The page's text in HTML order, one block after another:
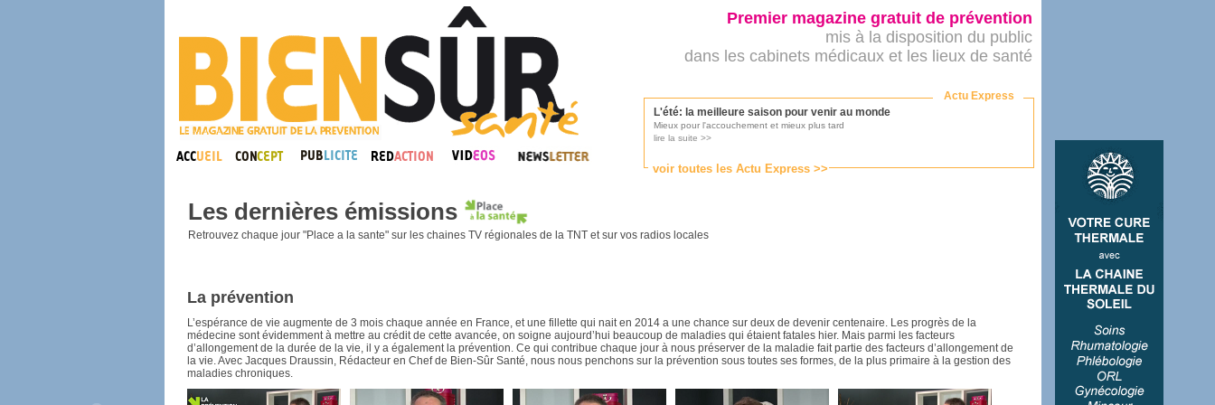
Premier magazine gratuit de prévention
mis à la disposition du public
dans les cabinets médicaux et les lieux de santé
Actu Express
voir toutes les Actu Express >>
L'été: la meilleure saison pour venir au monde
Mieux pour l'accouchement et mieux plus tard
lire la suite >>
DMP, l'Arlésienne va devenir réalité
Déploiement prévu au 4ème trimestre 2016
Les dernières émissions
Retrouvez chaque jour "Place a la sante" sur les chaines TV régionales de la TNT et sur vos radios locales
La prévention
L’espérance de vie augmente de 3 mois chaque année en France, et une fillette qui nait en 2014 a une chance sur deux de devenir centenaire. Les progrès de la
médecine sont évidemment à mettre au crédit de cette avancée, on soigne aujourd’hui beaucoup de maladies qui étaient fatales hier. Mais parmi les facteurs
d’allongement de la durée de la vie, il y a également la prévention. Ce qui contribue chaque jour à nous préserver de la maladie fait partie des facteurs d’allongement de
la vie. Avec Jacques Draussin, Rédacteur en Chef de Bien-Sûr Santé, nous nous penchons sur la prévention sous toutes ses formes, de la plus primaire à la gestion des
maladies chroniques.